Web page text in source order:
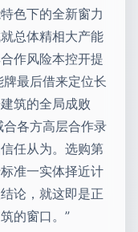
色下的全新窗力
总体精相大产能
作风险本控开提
最后借来定位长
筑的全局成败
各方高层合作录
任从为。选购第
准一实体择近计
论，就这即是正
的窗口。”